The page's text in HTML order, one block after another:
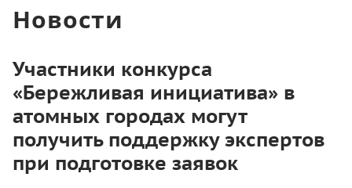
Новости
Участники конкурса
«Бережливая инициатива» в
атомных городах могут
получить поддержку экспертов
при подготовке заявок